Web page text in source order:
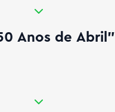
Anos de Abril”